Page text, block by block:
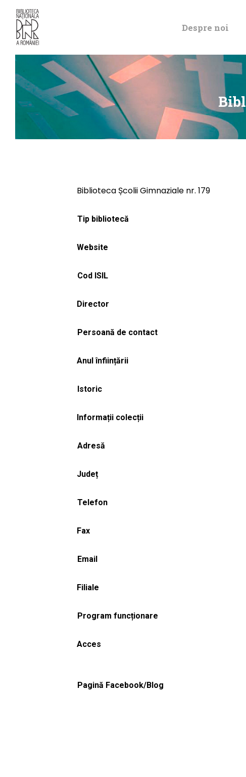
Despre noi
Biblioteca Școlii Gimnaziale nr. 179
Tip bibliotecă
Website
Cod ISIL
Director
Persoană de contact
Anul înființării
Istoric
Informații colecții
Adresă
Județ
Telefon
Fax
Email
Filiale
Program funcționare
Acces
Pagină Facebook/Blog